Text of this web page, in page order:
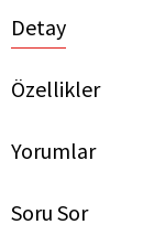
Detay
Özellikler
Yorumlar
Soru Sor